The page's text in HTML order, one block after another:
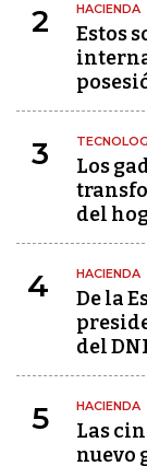
2 HACIENDA
Estos
3
Los
del
4 HACIENDA
De la
del
5 HACIENDA
Las
nuevo